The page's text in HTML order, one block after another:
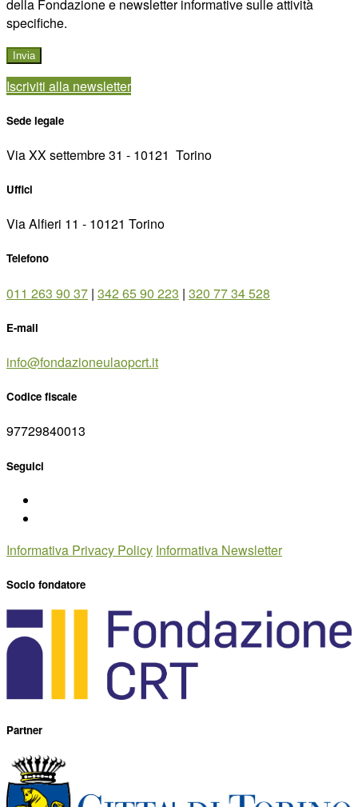
della Fondazione e newsletter informative sulle attività
specifiche.
Iscriviti alla newsletter
Sede legale
Via XX settembre 31 - 10121 ­ Torino
Uffici
Via Alfieri 11 - 10121 Torino
Telefono
011 263 90 37 | 342 65 90 223 | 320 77 34 528
E-mail
info@fondazioneulaopcrt.it
Codice fiscale
97729840013
Seguici
Informativa Privacy Policy Informativa Newsletter
Socio fondatore
Partner